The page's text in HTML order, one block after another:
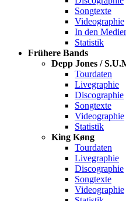
Songtexte
Videographie
In den
Statistik
Frühere Bands
Depp Jones /
Tourdaten
Livegraphie
Discographie
Songtexte
Videographie
Statistik
King Køng
Tourdaten
Livegraphie
Discographie
Songtexte
Videographie